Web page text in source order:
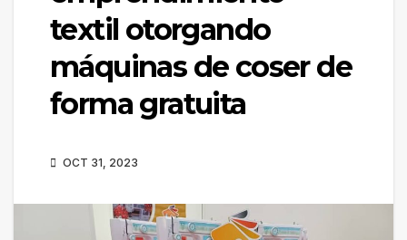
textil otorgando
máquinas de coser de
forma gratuita
OCT 31, 2023